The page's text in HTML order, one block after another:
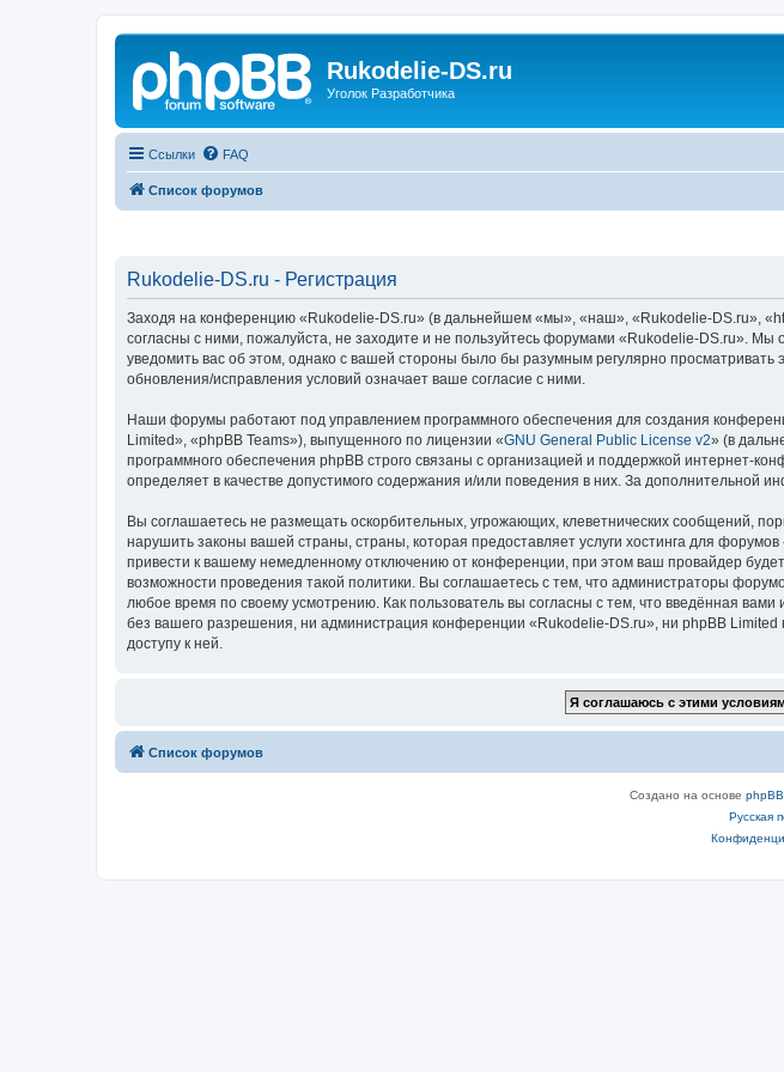
Rukodelie-DS.ru
Уголок Разработчика
Ссылки FAQ
Список форумов
Rukodelie-DS.ru - Регистрация
Заходя на конференцию «Rukodelie-DS.ru» (в дальнейшем «мы», «наш», «Rukodelie-DS.ru»,
согласны с ними, пожалуйста, не заходите и не пользуйтесь форумами «Rukodelie-DS.ru».
уведомить вас об этом, однако с вашей стороны было бы разумным регулярно
обновления/исправления условий означает ваше согласие с ними.
Наши форумы работают под управлением программного обеспечения для создания
Limited», «phpBB Teams»), выпущенного по лицензии «GNU General Public License v2» (в
программного обеспечения phpBB строго связаны с организацией и поддержкой интернет-
определяет в качестве допустимого содержания и/или поведения в них. За дополнительной
Вы соглашаетесь не размещать оскорбительных, угрожающих, клеветнических сообщений,
нарушить законы вашей страны, страны, которая предоставляет услуги хостинга для
привести к вашему немедленному отключению от конференции, при этом ваш провайдер
возможности проведения такой политики. Вы соглашаетесь с тем, что администраторы
любое время по своему усмотрению. Как пользователь вы согласны с тем, что введённая
без вашего разрешения, ни администрация конференции «Rukodelie-DS.ru», ни phpBB Limited
доступу к ней.
Список форумов
Создано на основе phpBB
Русская